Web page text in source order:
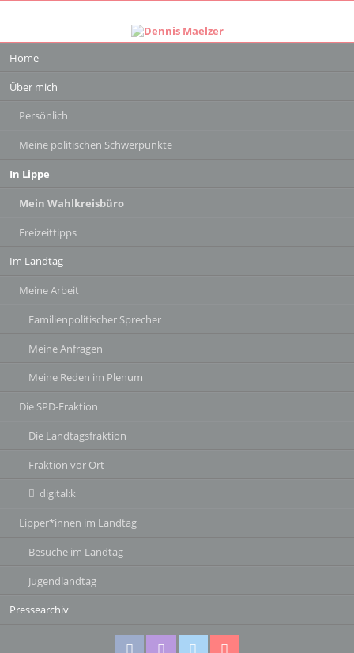
überspringen
Home
Über mich
Persönlich
Meine politischen Schwerpunkte
In Lippe
Mein Wahlkreisbüro
Freizeittipps
Im Landtag
Meine Arbeit
Familienpolitischer Sprecher
Meine Anfragen
Meine Reden im Plenum
Die SPD-Fraktion
Die Landtagsfraktion
Fraktion vor Ort
digital:k
Lipper*innen im Landtag
Besuche im Landtag
Jugendlandtag
Pressearchiv